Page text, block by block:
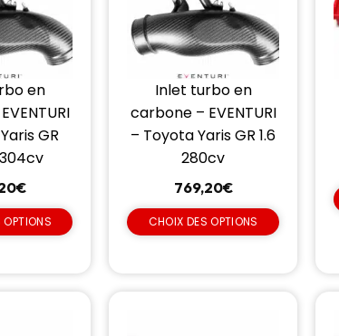
en
GR
304cv
€
Inlet turbo en
carbone – EVENTURI
– Toyota Yaris GR 1.6
280cv
769,20€
CHOIX DES OPTIONS